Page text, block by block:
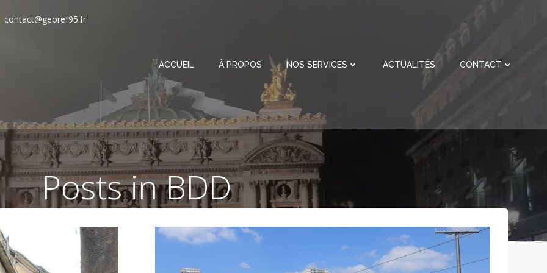
contact@georef95.fr
ACCUEIL À PROPOS NOS SERVICES ACTUALITÉS CONTACT
Posts in BDD